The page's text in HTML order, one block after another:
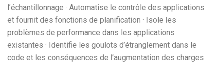
l’échantillonnage · Automatise le contrôle des applications
et fournit des fonctions de planification · Isole les
problèmes de performance dans les applications
existantes · Identifie les goulots d’étranglement dans le
code et les conséquences de l’augmentation des charges